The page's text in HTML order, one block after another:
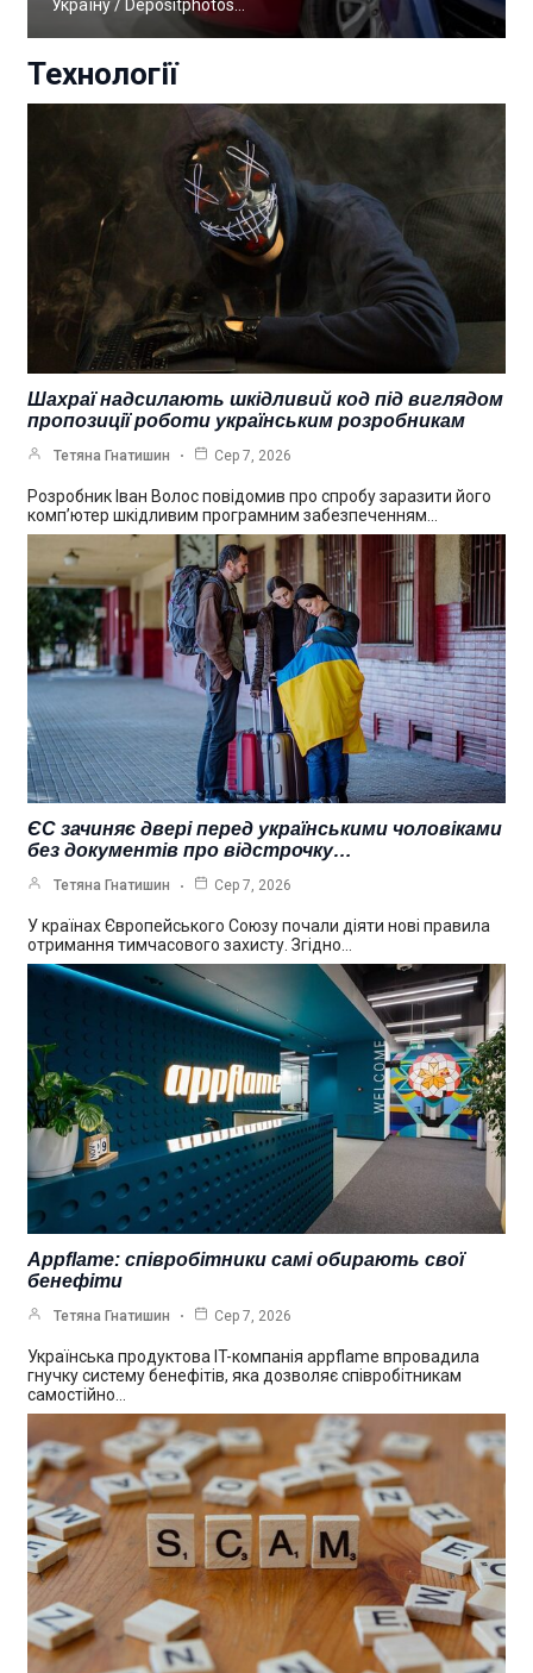
Україну / Depositphotos…
Технології
Шахраї надсилають шкідливий код під виглядом
пропозиції роботи українським розробникам
Тетяна Гнатишин Сер 7, 2026
Розробник Іван Волос повідомив про спробу заразити його
комп’ютер шкідливим програмним забезпеченням…
ЄС зачиняє двері перед українськими чоловіками
без документів про відстрочку…
Тетяна Гнатишин Сер 7, 2026
У країнах Європейського Союзу почали діяти нові правила
отримання тимчасового захисту. Згідно…
Appflame: співробітники самі обирають свої
бенефіти
Тетяна Гнатишин Сер 7, 2026
Українська продуктова IT-компанія appflame впровадила
гнучку систему бенефітів, яка дозволяє співробітникам
самостійно…